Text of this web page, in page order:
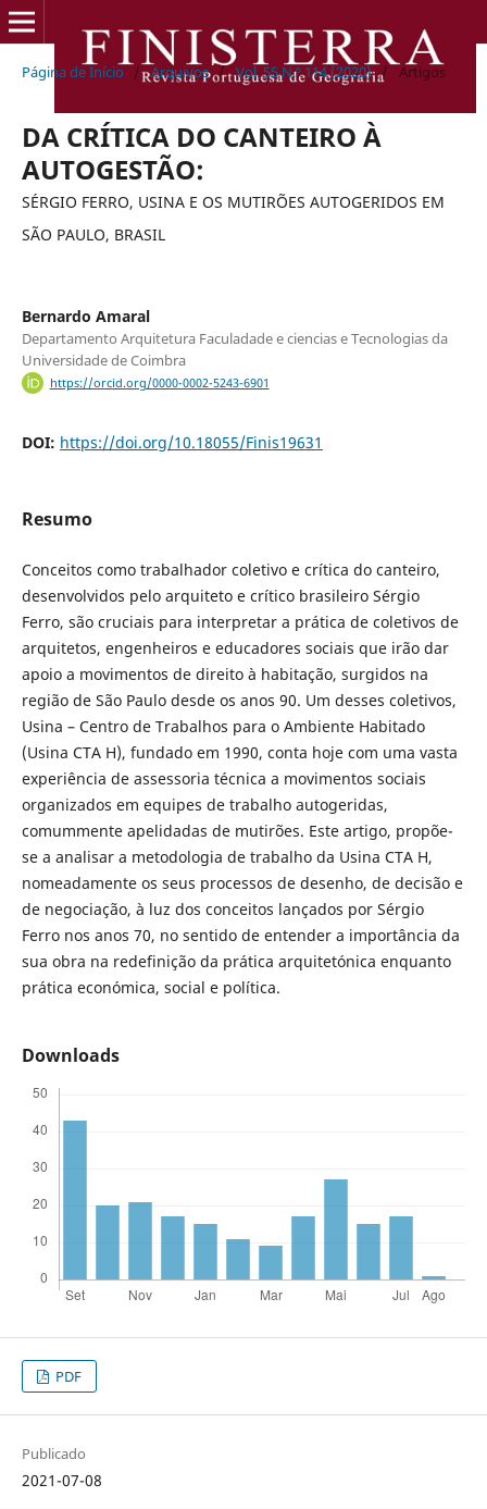
Página de Início / Arquivos / Vol. 55 N.º 114 (2020) / Artigos
DA CRÍTICA DO CANTEIRO À
AUTOGESTÃO:
SÉRGIO FERRO, USINA E OS MUTIRÕES AUTOGERIDOS EM
SÃO PAULO, BRASIL
Bernardo Amaral
Departamento Arquitetura Faculadade e ciencias e Tecnologias da
Universidade de Coimbra
https://orcid.org/0000-0002-5243-6901
DOI: https://doi.org/10.18055/Finis19631
Resumo
Conceitos como trabalhador coletivo e crítica do canteiro,
desenvolvidos pelo arquiteto e crítico brasileiro Sérgio
Ferro, são cruciais para interpretar a prática de coletivos de
arquitetos, engenheiros e educadores sociais que irão dar
apoio a movimentos de direito à habitação, surgidos na
região de São Paulo desde os anos 90. Um desses coletivos,
Usina – Centro de Trabalhos para o Ambiente Habitado
(Usina CTA H), fundado em 1990, conta hoje com uma vasta
experiência de assessoria técnica a movimentos sociais
organizados em equipes de trabalho autogeridas,
comummente apelidadas de mutirões. Este artigo, propõe-
se a analisar a metodologia de trabalho da Usina CTA H,
nomeadamente os seus processos de desenho, de decisão e
de negociação, à luz dos conceitos lançados por Sérgio
Ferro nos anos 70, no sentido de entender a importância da
sua obra na redefinição da prática arquitetónica enquanto
prática económica, social e política.
Downloads
PDF
Publicado
2021-07-08